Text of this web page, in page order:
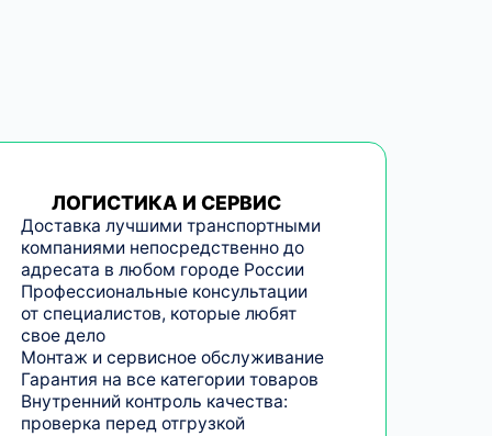
ЛОГИСТИКА И СЕРВИС
Доставка лучшими транспортными
компаниями непосредственно до
адресата в любом городе России
Профессиональные консультации
от специалистов, которые любят
свое дело
Монтаж и сервисное обслуживание
Гарантия на все категории товаров
Внутренний контроль качества:
проверка перед отгрузкой